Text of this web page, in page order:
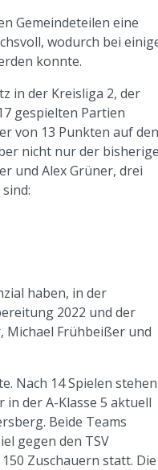
Gemeindeteilen eine
wodurch bei
konnte.
in der Kreisliga 2, der
gespielten Partien
von 13 Punkten auf
nicht nur der
und Alex Grüner, drei
haben, in der
2022 und der
Michael Frühbeißer und
Nach 14 Spielen stehen
der A-Klasse 5 aktuell
Beide Teams
gegen den TSV
Zuschauern statt. Die